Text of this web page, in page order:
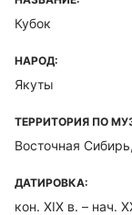
Кубок
НАРОД:
Якуты
ТЕРРИТОРИЯ ПО
Восточная
ДАТИРОВКА:
кон. XIX в. – нач.